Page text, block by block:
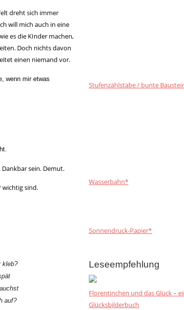
dreht sich immer
will mich auch in eine
es die KInder machen,
Doch nichts davon
einen niemand vor.
wenn mir etwas
sein. Demut.
wichtig sind.
kleb?
auf?
Stufenzählstäbe / bunte
Wasserbahn*
Sonnendruck-Papier*
Leseempfehlung
Florentinchen und das Glück –
Glücksbilderbuch